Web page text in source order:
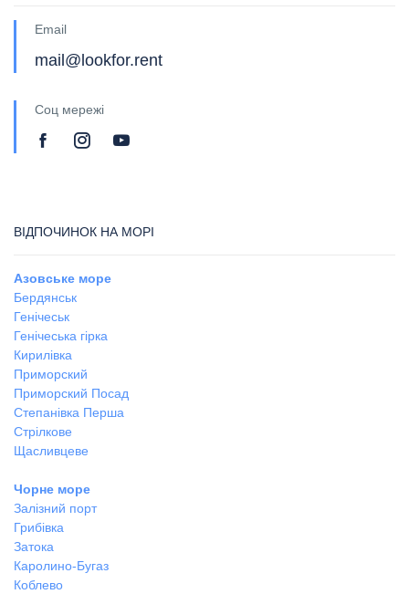
Email
mail@lookfor.rent
Соц мережі
ВІДПОЧИНОК НА МОРІ
Азовське море
Бердянськ
Генічеськ
Генічеська гірка
Кирилівка
Приморский
Приморский Посад
Степанівка Перша
Стрілкове
Щасливцеве
Чорне море
Залізний порт
Грибівка
Затока
Каролино-Бугаз
Коблево